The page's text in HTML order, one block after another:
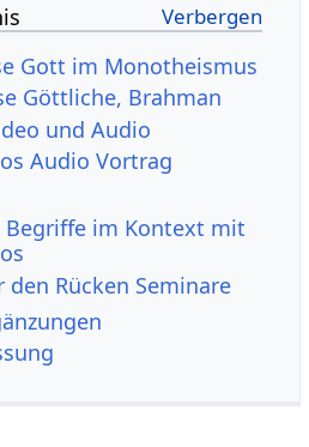
Gott im Monotheismus
Göttliche, Brahman
- Video und Audio
Gestaltlos‏‎ Audio Vortrag
Begriffe im Kontext mit
den Rücken Seminare
Ergänzungen